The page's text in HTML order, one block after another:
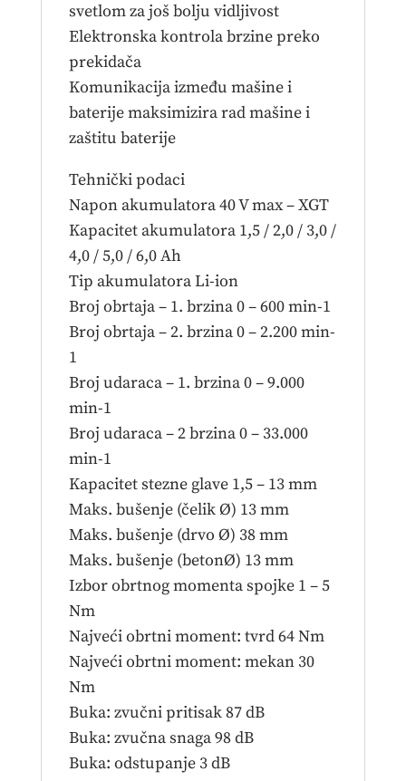
svetlom za još bolju vidljivost
Elektronska kontrola brzine preko
prekidača
Komunikacija između mašine i
baterije maksimizira rad mašine i
zaštitu baterije
Tehnički podaci
Napon akumulatora 40 V max – XGT
Kapacitet akumulatora 1,5 / 2,0 / 3,0 /
4,0 / 5,0 / 6,0 Ah
Tip akumulatora Li-ion
Broj obrtaja – 1. brzina 0 – 600 min-1
Broj obrtaja – 2. brzina 0 – 2.200 min-
1
Broj udaraca – 1. brzina 0 – 9.000
min-1
Broj udaraca – 2 brzina 0 – 33.000
min-1
Kapacitet stezne glave 1,5 – 13 mm
Maks. bušenje (čelik Ø) 13 mm
Maks. bušenje (drvo Ø) 38 mm
Maks. bušenje (betonØ) 13 mm
Izbor obrtnog momentа spojkе 1 – 5
Nm
Najveći obrtni moment: tvrd 64 Nm
Najveći obrtni moment: mekan 30
Nm
Buka: zvučni pritisak 87 dB
Buka: zvučna snaga 98 dB
Buka: odstupanje 3 dB